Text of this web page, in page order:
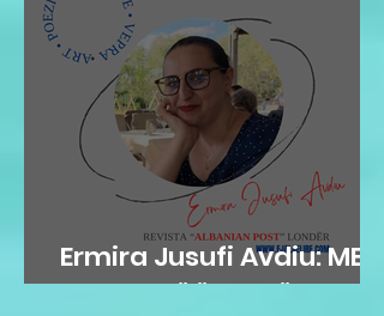
Ermira Jusufi Avdiu: ME
FLATRA TË ËNDRRËS